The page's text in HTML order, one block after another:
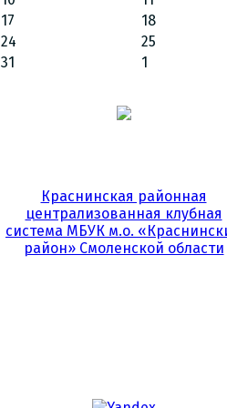
17
18
24
25
31
1
Краснинская районная
централизованная клубная
система МБУК м.о.
район» Смоленской области